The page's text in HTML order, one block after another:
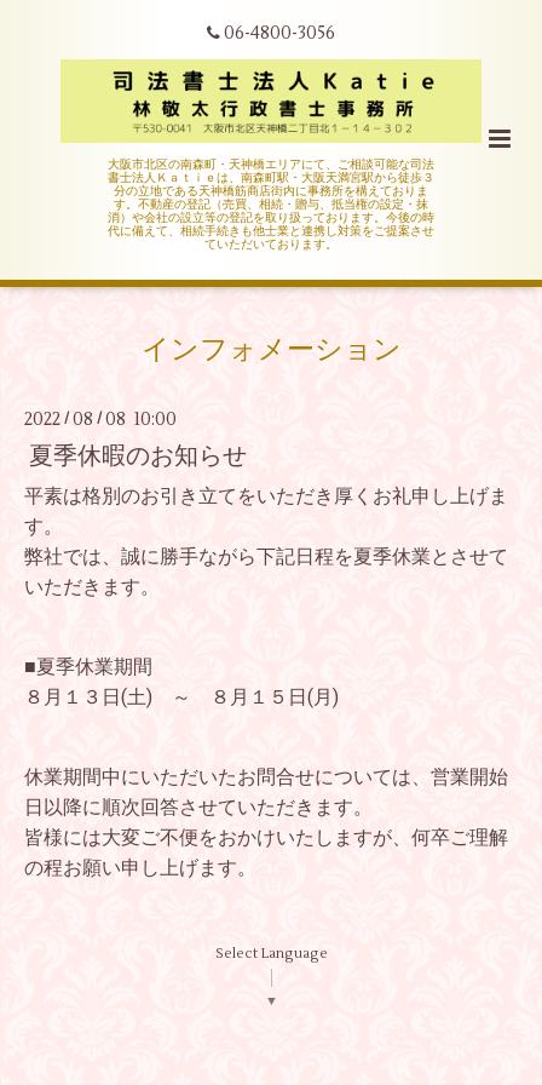
06-4800-3056
大阪市北区の南森町・天神橋エリアにて、ご相談可能な司法
書士法人Ｋａｔｉｅは、南森町駅・大阪天満宮駅から徒歩３
分の立地である天神橋筋商店街内に事務所を構えておりま
す。不動産の登記（売買、相続・贈与、抵当権の設定・抹
消）や会社の設立等の登記を取り扱っております。今後の時
代に備えて、相続手続きも他士業と連携し対策をご提案させ
ていただいております。
インフォメーション
2022 /08 /08 10:00
夏季休暇のお知らせ
平素は格別のお引き立てをいただき厚くお礼申し上げま
す。
弊社では、誠に勝手ながら下記日程を夏季休業とさせて
いただきます。
■夏季休業期間
８月１３日(土) ～ ８月１５日(月)
休業期間中にいただいたお問合せについては、営業開始
日以降に順次回答させていただきます。
皆様には大変ご不便をおかけいたしますが、何卒ご理解
の程お願い申し上げます。
Select Language
▼